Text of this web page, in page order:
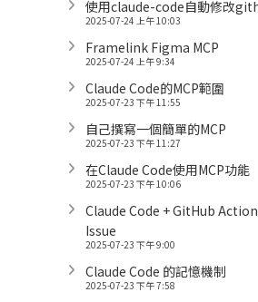
使用claude-code自動修改
2025-07-24 上午 10:03
Framelink Figma MCP
2025-07-24 上午 9:34
Claude Code的MCP範圍
2025-07-23 下午 11:55
自己撰寫一個簡單的MCP
2025-07-23 下午 11:27
在Claude Code使用MCP功能
2025-07-23 下午 10:06
Claude Code + GitHub
Issue
2025-07-23 下午 9:00
Claude Code 的記憶機制
2025-07-23 下午 7:58